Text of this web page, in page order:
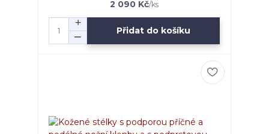
2 090 Kč/ks
Přidat do košíku